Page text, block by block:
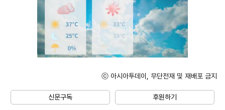
ⓒ 아시아투데이, 무단전재 및 재배포 금지
신문구독 후원하기